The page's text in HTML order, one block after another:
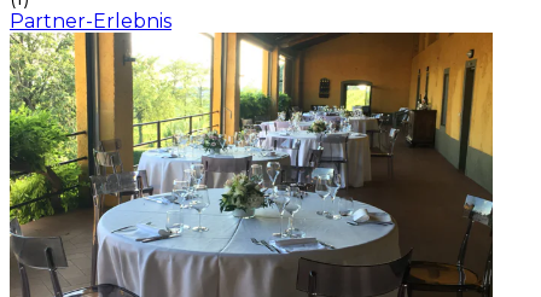
Partner-Erlebnis